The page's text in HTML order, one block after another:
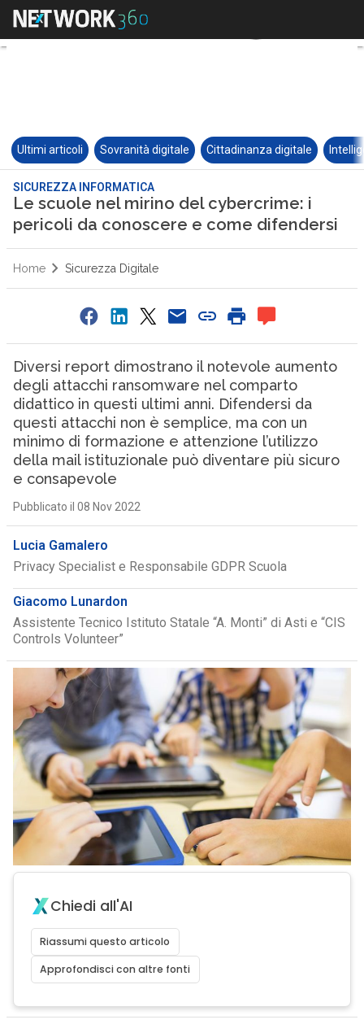
Ultimi articoli Sovranità digitale Cittadinanza digitale
SICUREZZA INFORMATICA
Le scuole nel mirino del cybercrime: i
pericoli da conoscere e come difendersi
Home Sicurezza Digitale
Diversi report dimostrano il notevole aumento
degli attacchi ransomware nel comparto
didattico in questi ultimi anni. Difendersi da
questi attacchi non è semplice, ma con un
minimo di formazione e attenzione l’utilizzo
della mail istituzionale può diventare più sicuro
e consapevole
Pubblicato il 08 Nov 2022
Lucia Gamalero
Privacy Specialist e Responsabile GDPR Scuola
Giacomo Lunardon
Assistente Tecnico Istituto Statale “A. Monti” di Asti e “CIS
Controls Volunteer”
Chiedi all'AI
Riassumi questo articolo
Approfondisci con altre fonti